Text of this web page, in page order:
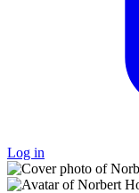
Log in